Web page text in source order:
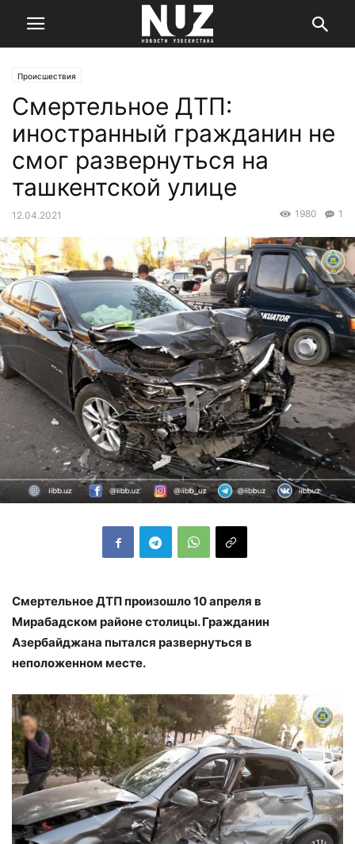
Происшествия
Смертельное ДТП:
иностранный гражданин не
смог развернуться на
ташкентской улице
12.04.2021 1
1980
Смертельное ДТП произошло 10 апреля в
Мирабадском районе столицы. Гражданин
Азербайджана пытался развернуться в
неположенном месте.